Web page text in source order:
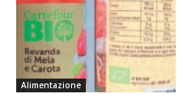
Alimentazione